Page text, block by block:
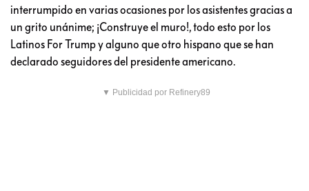
interrumpido en varias ocasiones por los asistentes gracias a
un grito unánime; ¡Construye el muro!, todo esto por los
Latinos For Trump y alguno que otro hispano que se han
declarado seguidores del presidente americano.
▼ Publicidad por Refinery89